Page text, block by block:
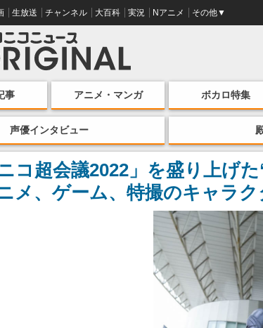
生放送 チャンネル 大百科 実況 Nアニメ その他▼
事 アニメ・マンガ ボカロ特集
声優インタビュー
ニコ超会議2022」を盛り上げ
、ゲーム、特撮のキャラク